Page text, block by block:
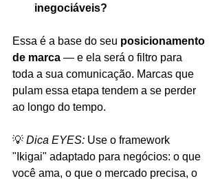
inegociáveis?
Essa é a base do seu posicionamento
de marca — e ela será o filtro para
toda a sua comunicação. Marcas que
pulam essa etapa tendem a se perder
ao longo do tempo.
💡 Dica EYES: Use o framework
"Ikigai" adaptado para negócios: o que
você ama, o que o mercado precisa, o